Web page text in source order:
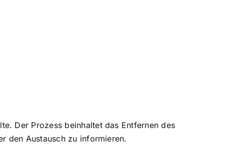
Der Prozess beinhaltet das Entfernen des
den Austausch zu informieren.